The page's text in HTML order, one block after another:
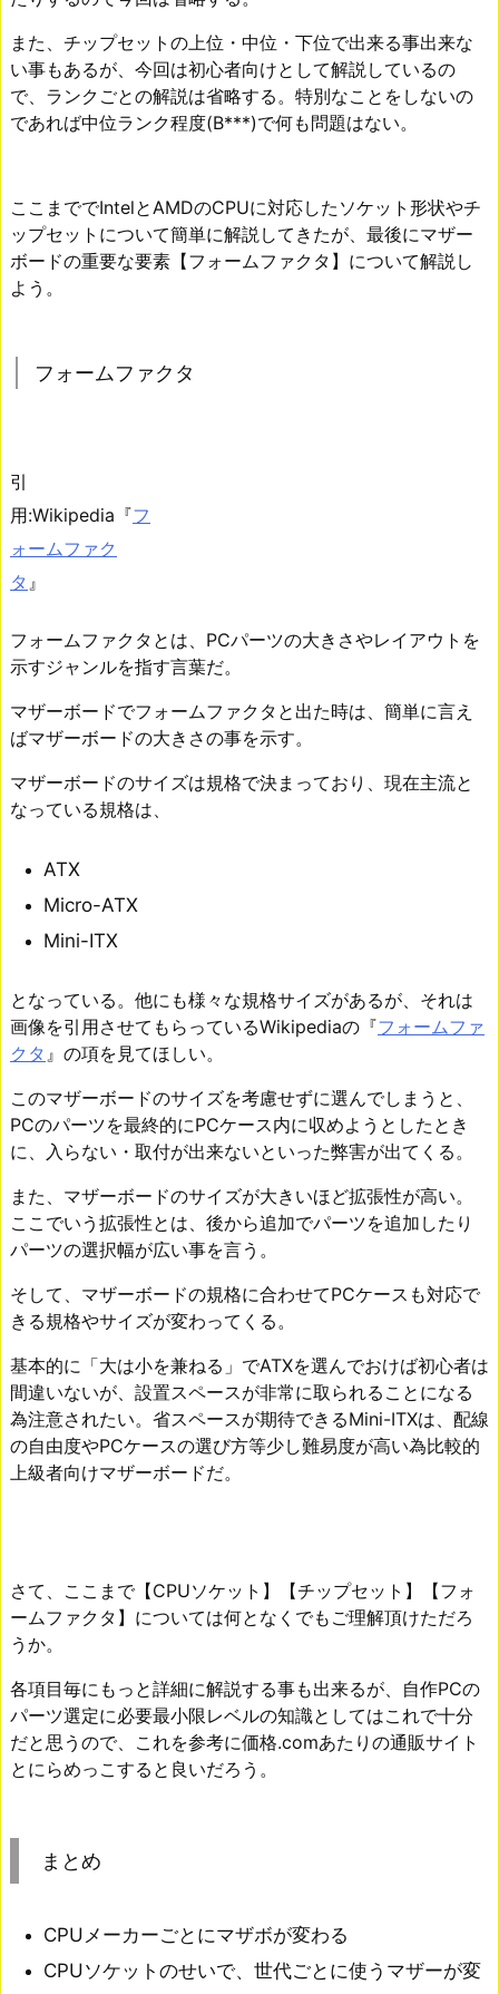
また、チップセットの上位・中位・下位で出来る事出来な
い事もあるが、今回は初心者向けとして解説しているの
で、ランクごとの解説は省略する。特別なことをしないの
であれば中位ランク程度(B***)で何も問題はない。
ここまででIntelとAMDのCPUに対応したソケット形状やチ
ップセットについて簡単に解説してきたが、最後にマザー
ボードの重要な要素【フォームファクタ】について解説し
よう。
フォームファクタ
引
用:Wikipedia『フ
ォームファク
タ 』
フォームファクタとは、PCパーツの大きさやレイアウトを
示すジャンルを指す言葉だ。
マザーボードでフォームファクタと出た時は、簡単に言え
ばマザーボードの大きさの事を示す。
マザーボードのサイズは規格で決まっており、現在主流と
なっている規格は、
ATX
Micro-ATX
Mini-ITX
となっている。他にも様々な規格サイズがあるが、それは
画像を引用させてもらっているWikipediaの『フォームファ
クタ 』の項を見てほしい。
このマザーボードのサイズを考慮せずに選んでしまうと、
PCのパーツを最終的にPCケース内に収めようとしたとき
に、入らない・取付が出来ないといった弊害が出てくる。
また、マザーボードのサイズが大きいほど拡張性が高い。
ここでいう拡張性とは、後から追加でパーツを追加したり
パーツの選択幅が広い事を言う。
そして、マザーボードの規格に合わせてPCケースも対応で
きる規格やサイズが変わってくる。
基本的に「大は小を兼ねる」でATXを選んでおけば初心者は
間違いないが、設置スペースが非常に取られることになる
為注意されたい。省スペースが期待できるMini-ITXは、配線
の自由度やPCケースの選び方等少し難易度が高い為比較的
上級者向けマザーボードだ。
さて、ここまで【CPUソケット】【チップセット】【フォ
ームファクタ】については何となくでもご理解頂けただろ
うか。
各項目毎にもっと詳細に解説する事も出来るが、自作PCの
パーツ選定に必要最小限レベルの知識としてはこれで十分
だと思うので、これを参考に価格.comあたりの通販サイト
とにらめっこすると良いだろう。
まとめ
CPUメーカーごとにマザボが変わる
CPUソケットのせいで、世代ごとに使うマザーが変